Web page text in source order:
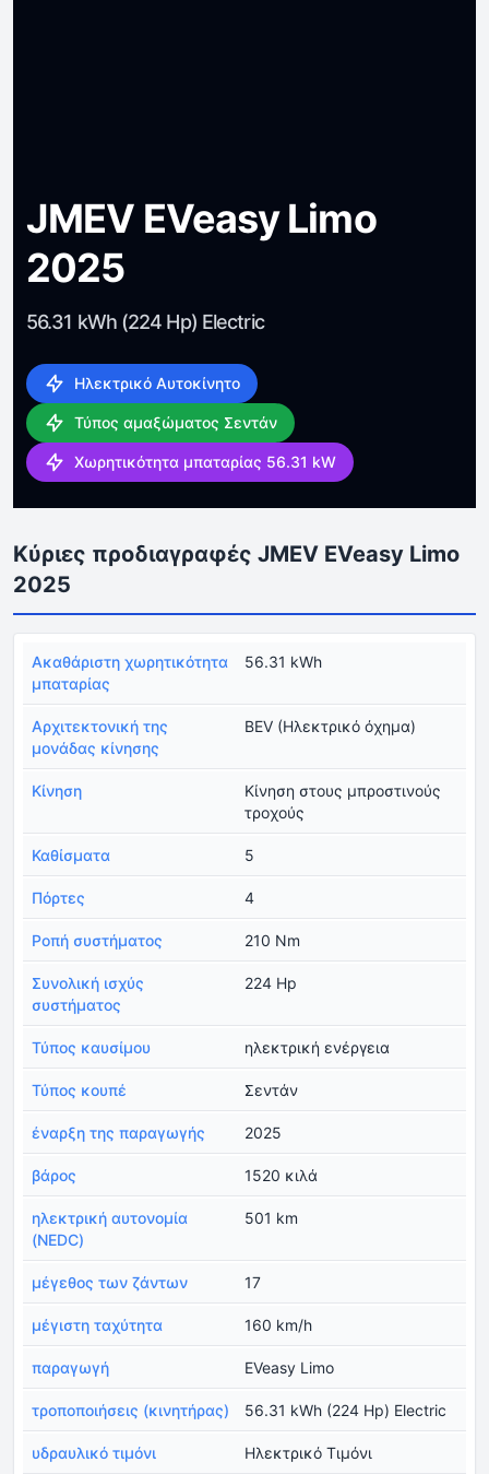
JMEV EVeasy Limo
2025
56.31 kWh (224 Hp) Electric
Ηλεκτρικό Αυτοκίνητο
Τύπος αμαξώματος Σεντάν
Χωρητικότητα μπαταρίας 56.31 kW
Κύριες προδιαγραφές JMEV EVeasy Limo
2025
Ακαθάριστη χωρητικότητα
μπαταρίας
56.31 kWh
Αρχιτεκτονική της
μονάδας κίνησης
BEV (Ηλεκτρικό όχημα)
Κίνηση
Κίνηση στους μπροστινούς
τροχούς
Καθίσματα 5
Πόρτες 4
Ροπή συστήματος 210 Nm
Συνολική ισχύς
συστήματος
224 Hp
Τύπος καυσίμου ηλεκτρική ενέργεια
Τύπος κουπέ Σεντάν
έναρξη της παραγωγής 2025
βάρος 1520 κιλά
ηλεκτρική αυτονομία
(NEDC)
501 km
μέγεθος των ζάντων 17
μέγιστη ταχύτητα 160 km/h
παραγωγή EVeasy Limo
τροποποιήσεις (κινητήρας) 56.31 kWh (224 Hp) Electric
υδραυλικό τιμόνι Ηλεκτρικό Τιμόνι